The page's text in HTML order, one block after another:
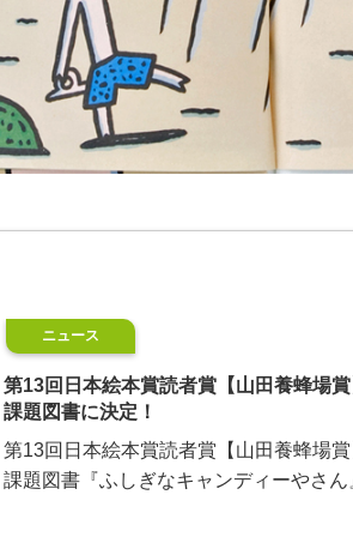
ニュース
第13回日本絵本賞読者賞【山田養蜂場
課題図書に決定！
第13回日本絵本賞読者賞【山田養蜂場
課題図書『ふしぎなキャンディーやさん